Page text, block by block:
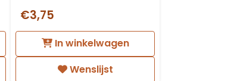
€3,75
In winkelwagen
Wenslijst